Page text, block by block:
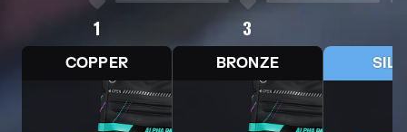
1
COPPER
3
BRONZE